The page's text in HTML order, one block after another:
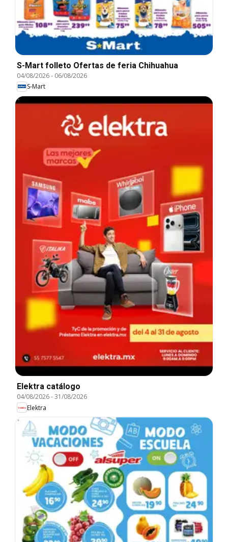
S-Mart folleto Ofertas de feria Chihuahua
04/08/2026- 06/08/2026
S-Mart
Elektra catálogo
04/08/2026-31/08/2026
Elektra